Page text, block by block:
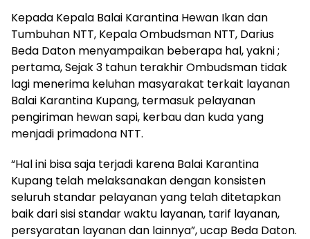
Kepada Kepala Balai Karantina Hewan Ikan dan
Tumbuhan NTT, Kepala Ombudsman NTT, Darius
Beda Daton menyampaikan beberapa hal, yakni ;
pertama, Sejak 3 tahun terakhir Ombudsman tidak
lagi menerima keluhan masyarakat terkait layanan
Balai Karantina Kupang, termasuk pelayanan
pengiriman hewan sapi, kerbau dan kuda yang
menjadi primadona NTT.
“Hal ini bisa saja terjadi karena Balai Karantina
Kupang telah melaksanakan dengan konsisten
seluruh standar pelayanan yang telah ditetapkan
baik dari sisi standar waktu layanan, tarif layanan,
persyaratan layanan dan lainnya”, ucap Beda Daton.